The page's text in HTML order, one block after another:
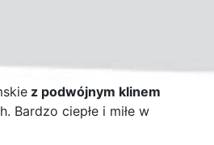
z podwójnym klinem
Bardzo ciepłe i miłe w